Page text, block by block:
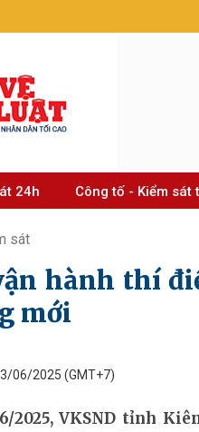
24h Công tố - Kiểm sát
sát
hành thí
mới
06/2025 (GMT+7)
6/2025, VKSND tỉnh